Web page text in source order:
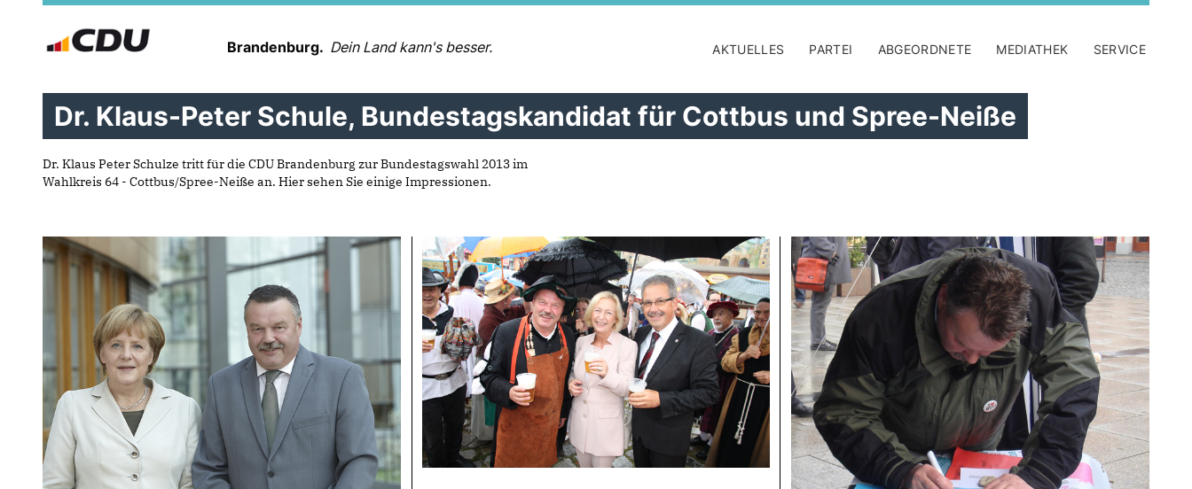
Brandenburg. Dein Land kann's besser. AKTUELLES PARTEI ABGEORDNETE MEDIATHEK SERVICE
Dr. Klaus-Peter Schule, Bundestagskandidat für Cottbus und Spree-Neiße
Dr. Klaus Peter Schulze tritt für die CDU Brandenburg zur Bundestagswahl 2013 im
Wahlkreis 64 - Cottbus/Spree-Neiße an. Hier sehen Sie einige Impressionen.